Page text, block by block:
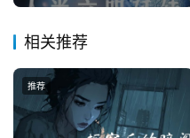
题
科
幻
小
说
库
相关推荐
推荐